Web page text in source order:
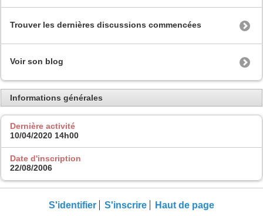
Trouver les dernières discussions commencées
Voir son blog
Informations générales
Dernière activité
10/04/2020 14h00
Date d'inscription
22/08/2006
S'identifier S'inscrire Haut de page